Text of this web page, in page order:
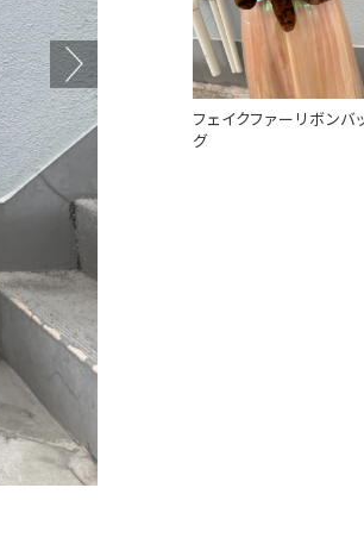
フェイクファーリボンバ
グ